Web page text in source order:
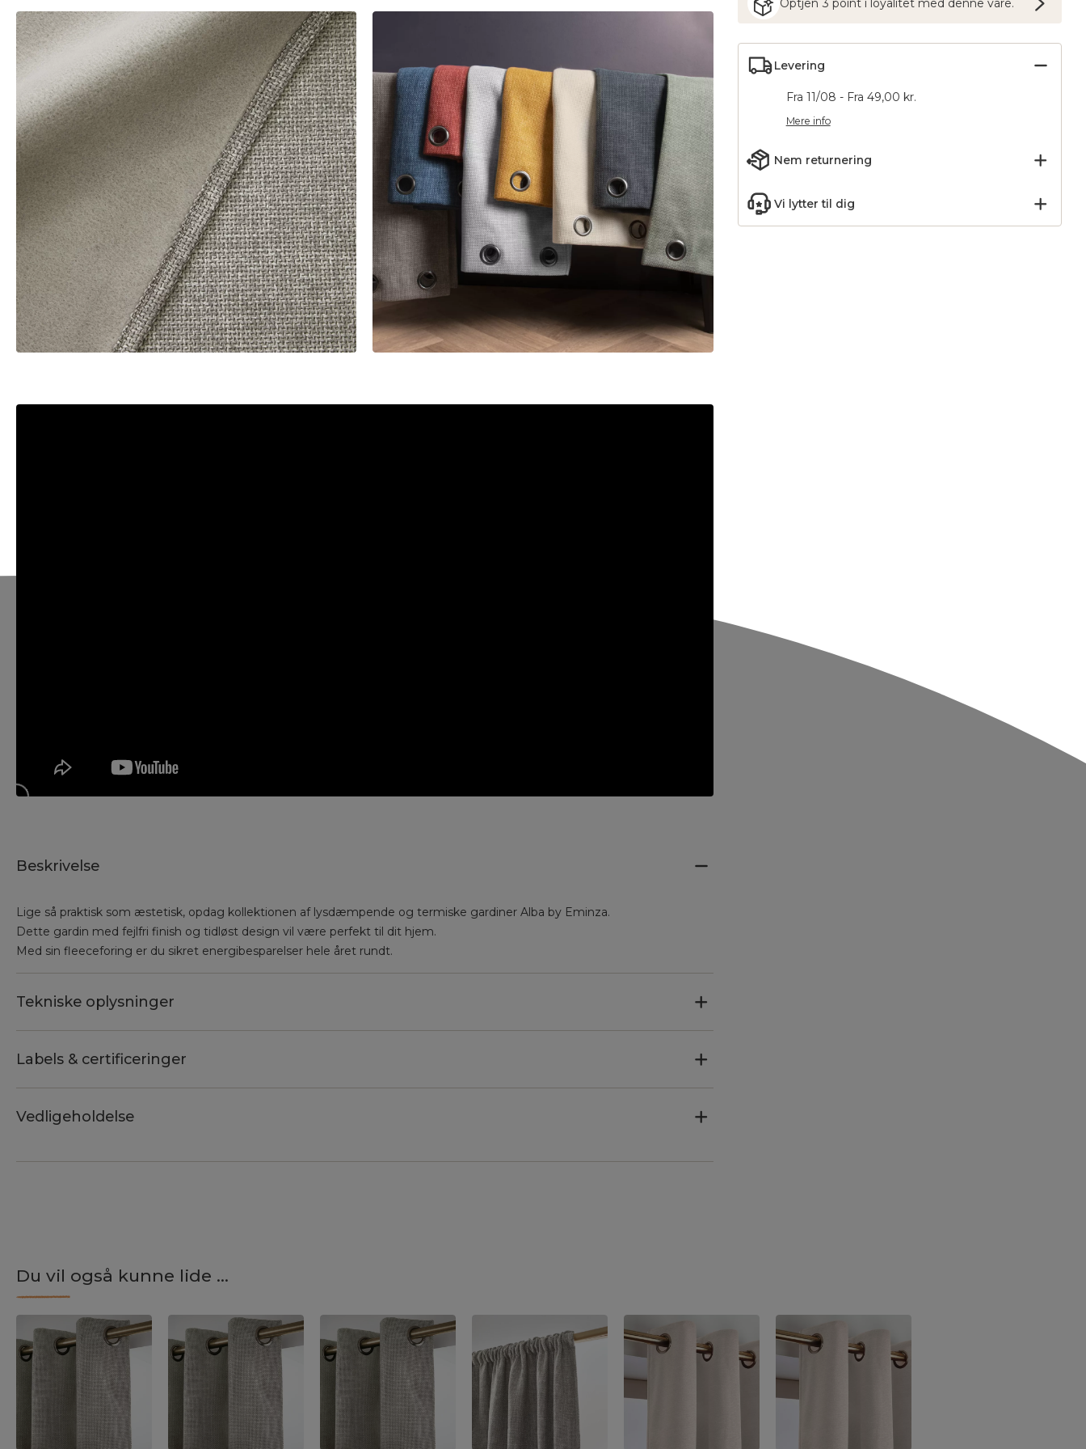
Optjen 3 pointi loyalitet med denne vare.
Levering
Fra 11/08 - Fra 49,00 kr.
Mere info
Nem returnering
Vi lytter til dig
Beskrivelse
Lige så praktisk som æstetisk, opdag kollektionen af lysdæmpende og termiske gardiner Alba by Eminza.
Dette gardin med fejlfri finish og tidløst design vil være perfekt til dit hjem.
Med sin fleeceforing er du sikret energibesparelser hele året rundt.
Tekniske oplysninger
Labels & certificeringer
Vedligeholdelse
Du vil også kunne lide ...